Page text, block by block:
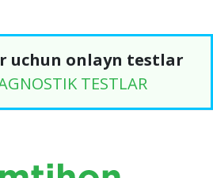
uchun onlayn testlar
TESTLAR